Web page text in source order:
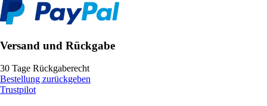
Versand und Rückgabe
30 Tage Rückgaberecht
Bestellung zurückgeben
Trustpilot